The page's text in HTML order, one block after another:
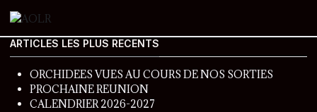
ARTICLES LES PLUS RECENTS
ORCHIDEES VUES AU COURS DE NOS SORTIES
PROCHAINE REUNION
CALENDRIER 2026-2027